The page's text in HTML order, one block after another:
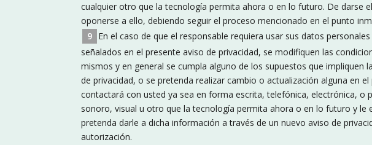
cualquier otro que la tecnología permita ahora o en lo futuro. De darse
oponerse a ello, debiendo seguir el proceso mencionado en el punto
En el caso de que el responsable requiera usar sus datos
señalados en el presente aviso de privacidad, se modifiquen las
mismos y en general se cumpla alguno de los supuestos que impliquen
de privacidad, o se pretenda realizar cambio o actualización alguna en
contactará con usted ya sea en forma escrita, telefónica, electrónica, o
sonoro, visual u otro que la tecnología permita ahora o en lo futuro y le
pretenda darle a dicha información a través de un nuevo aviso de
autorización.